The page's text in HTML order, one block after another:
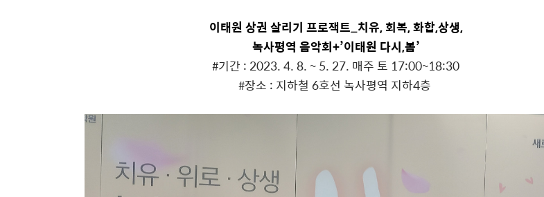
이태원 상권 살리기 프로잭트_치유, 회복, 화합,상생,
녹사평역 음악회+’이태원 다시,봄’
#기간 : 2023. 4. 8. ~ 5. 27. 매주 토 17:00~18:30
#장소 : 지하철 6호선 녹사평역 지하4층